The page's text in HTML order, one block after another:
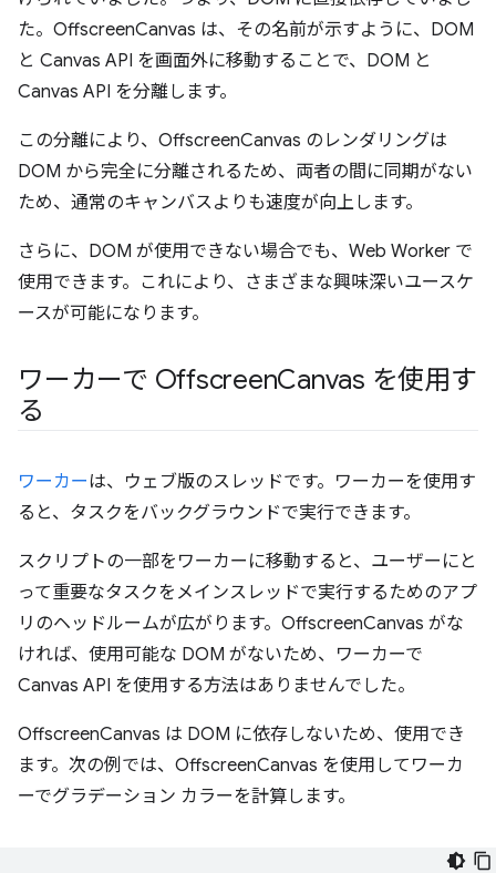
た。OffscreenCanvas は、その名前が示すように、DOM
と Canvas API を画面外に移動することで、DOM と
Canvas API を分離します。
この分離により、OffscreenCanvas のレンダリングは
DOM から完全に分離されるため、両者の間に同期がない
ため、通常のキャンバスよりも速度が向上します。
さらに、DOM が使用できない場合でも、Web Worker で
使用できます。これにより、さまざまな興味深いユースケ
ースが可能になります。
ワーカーで OffscreenCanvas を使用す
る
ワーカーは、ウェブ版のスレッドです。ワーカーを使用す
ると、タスクをバックグラウンドで実行できます。
スクリプトの一部をワーカーに移動すると、ユーザーにと
って重要なタスクをメインスレッドで実行するためのアプ
リのヘッドルームが広がります。OffscreenCanvas がな
ければ、使用可能な DOM がないため、ワーカーで
Canvas API を使用する方法はありませんでした。
OffscreenCanvas は DOM に依存しないため、使用でき
ます。次の例では、OffscreenCanvas を使用してワーカ
ーでグラデーション カラーを計算します。